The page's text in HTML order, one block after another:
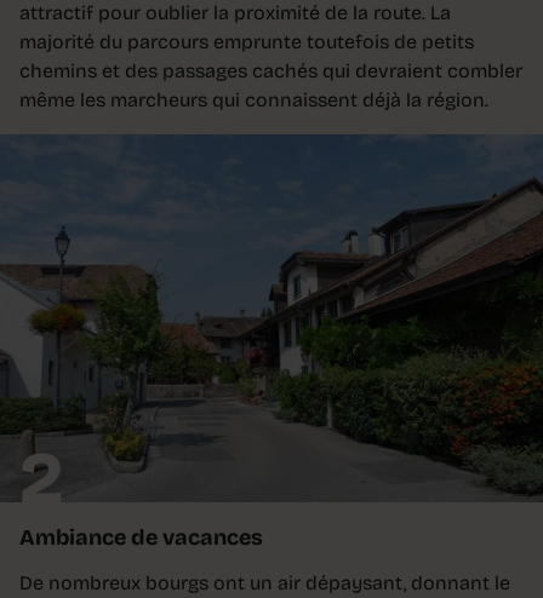
attractif pour oublier la proximité de la route. La
majorité du parcours emprunte toutefois de petits
chemins et des passages cachés qui devraient combler
même les marcheurs qui connaissent déjà la région.
2
Ambiance de vacances
De nombreux bourgs ont un air dépaysant, donnant le